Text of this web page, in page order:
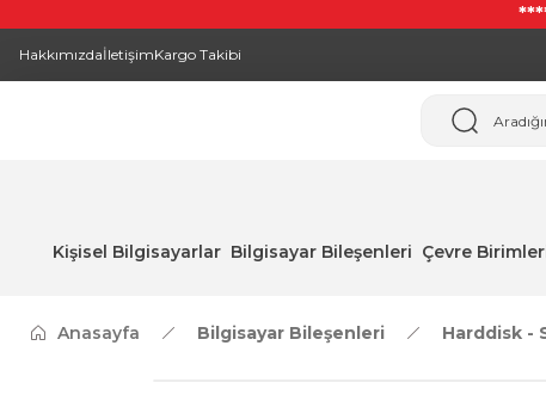
HakkımızdaİletişimKargo Takibi
Kişisel Bilgisayarlar Bilgisayar Bileşenleri Çevre
Anasayfa Bilgisayar Bileşenleri Harddisk -